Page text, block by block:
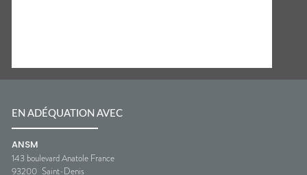
EN ADÉQUATION AVEC
ANSM
143 boulevard Anatole France
93200 Saint-Denis